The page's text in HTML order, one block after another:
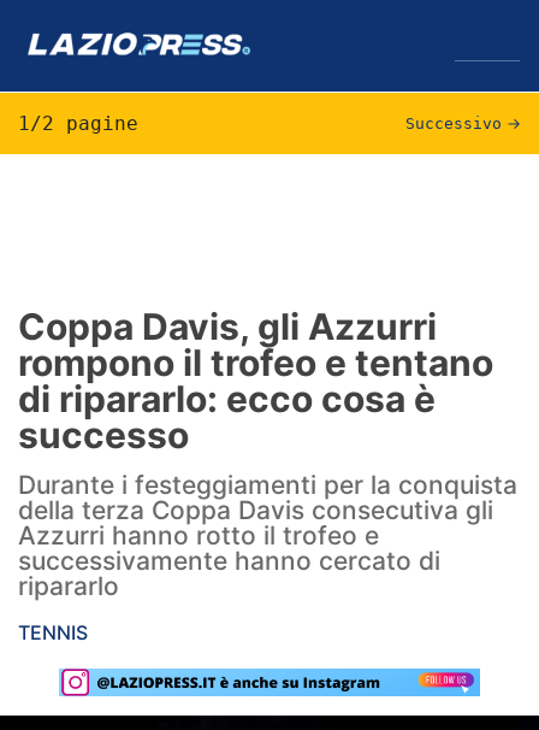
Formello
Infortuni
Primavera
Calciomercato
Lazio Women
Rassegna Lazio
Social
Calcio
1/2 pagine Successivo →
Coppa Davis, gli Azzurri
rompono il trofeo e tentano
di ripararlo: ecco cosa è
successo
Durante i festeggiamenti per la conquista
della terza Coppa Davis consecutiva gli
Azzurri hanno rotto il trofeo e
successivamente hanno cercato di
ripararlo
TENNIS